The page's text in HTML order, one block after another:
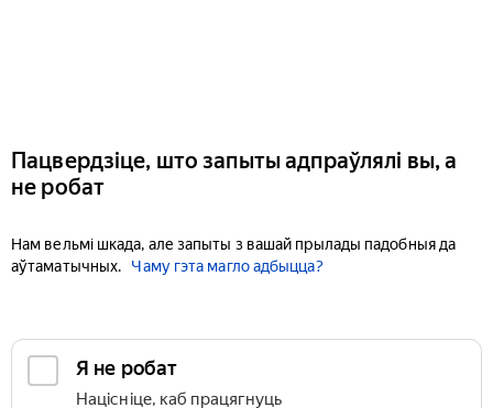
Пацвердзіце, што запыты адпраўлялі вы, а
не робат
Нам вельмі шкада, але запыты з вашай прылады падобныя да
аўтаматычных.
Чаму гэта магло адбыцца?
Я не робат
Націсніце, каб працягнуць